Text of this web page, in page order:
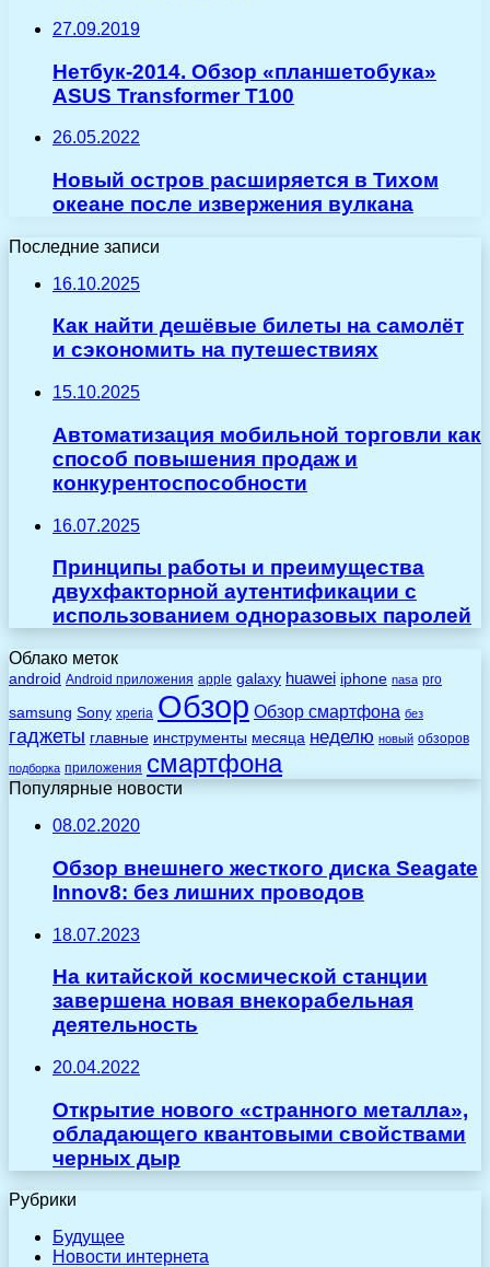
27.09.2019
Нетбук-2014. Обзор «планшетобука»
ASUS Transformer T100
26.05.2022
Новый остров расширяется в Тихом
океане после извержения вулкана
Последние записи
16.10.2025
Как найти дешёвые билеты на самолёт
и сэкономить на путешествиях
15.10.2025
Автоматизация мобильной торговли как
способ повышения продаж и
конкурентоспособности
16.07.2025
Принципы работы и преимущества
двухфакторной аутентификации с
использованием одноразовых паролей
Облако меток
android Android приложения apple galaxy huawei iphone nasa pro
samsung Sony xperia Обзор Обзор смартфона без
гаджеты главные инструменты месяца неделю новый обзоров
подборка приложения смартфона
Популярные новости
08.02.2020
Обзор внешнего жесткого диска Seagate
Innov8: без лишних проводов
18.07.2023
На китайской космической станции
завершена новая внекорабельная
деятельность
20.04.2022
Открытие нового «странного металла»,
обладающего квантовыми свойствами
черных дыр
Рубрики
Будущее
Новости интернета